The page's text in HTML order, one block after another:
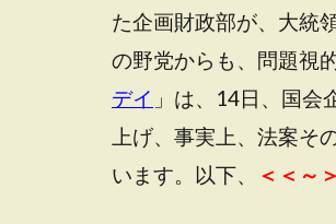
た企画財政部が、大統
の野党からも、問題視
デイ 」は、14日、国会
上げ、事実上、法案そ
います。以下、
＜＜～